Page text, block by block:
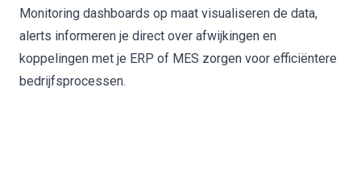
Monitoring dashboards op maat visualiseren de data,
alerts informeren je direct over afwijkingen en
koppelingen met je ERP of MES zorgen voor efficiëntere
bedrijfsprocessen.